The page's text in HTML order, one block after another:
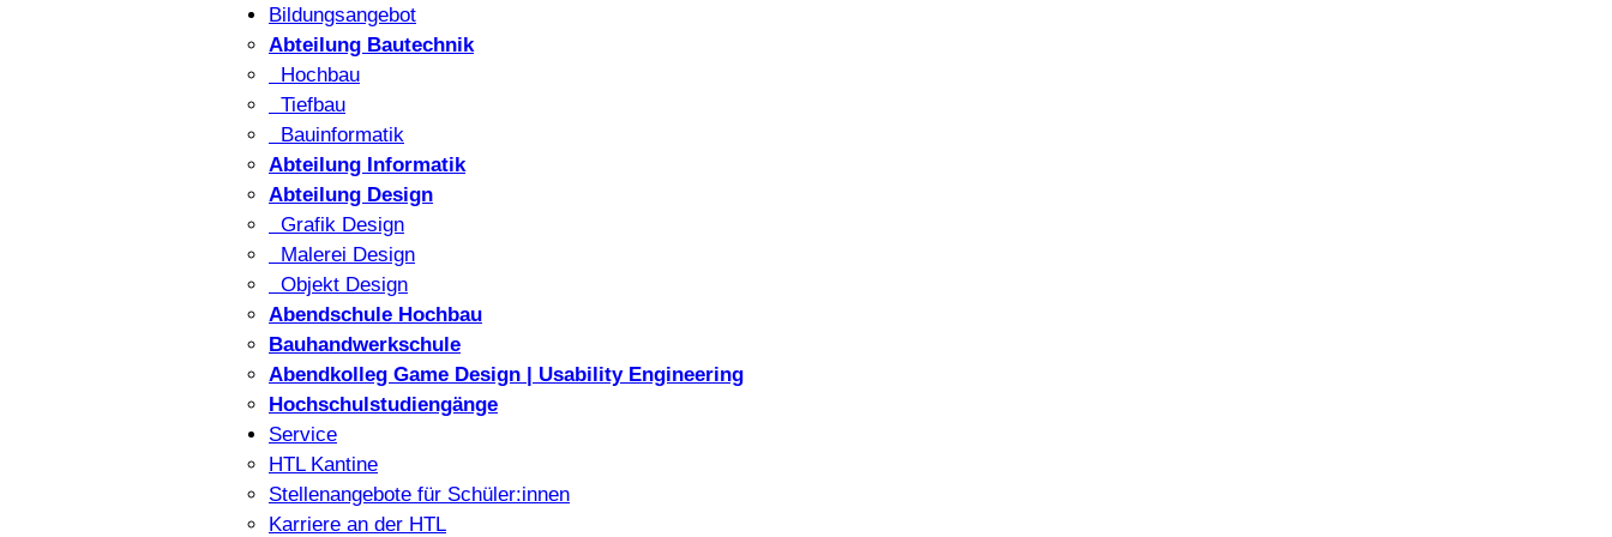
Bildungsangebot
Abteilung Bautechnik
Hochbau
Tiefbau
Bauinformatik
Abteilung Informatik
Abteilung Design
Grafik Design
Malerei Design
Objekt Design
Abendschule Hochbau
Bauhandwerkschule
Abendkolleg Game Design | Usability Engineering
Hochschulstudiengänge
Service
HTL Kantine
Stellenangebote für Schüler:innen
Karriere an der HTL